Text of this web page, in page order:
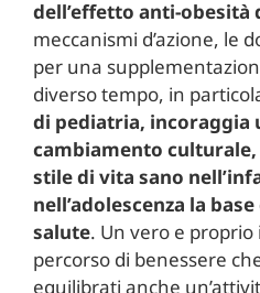
dell’effetto anti-obesità
meccanismi d’azione, le
per una
diverso tempo, in
di pediatria, incoraggia
cambiamento
stile di vita sano
nell’adolescenza la
salute. Un vero e
percorso di benessere
equilibrati anche